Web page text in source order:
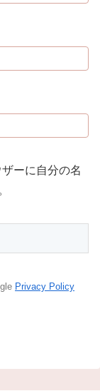
ーに自分の名
Privacy Policy